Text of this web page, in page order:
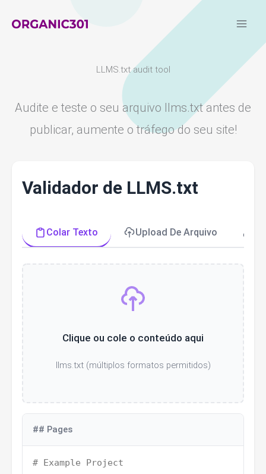
para
LLMS.txt audit tool
Audite e teste o seu arquivo llms.txt antes de
publicar, aumente o tráfego do seu site!
Validador de LLMS.txt
Colar Texto Upload De Arquivo
Clique ou cole o conteúdo aqui
llms.txt (múltiplos formatos permitidos)
## Pages